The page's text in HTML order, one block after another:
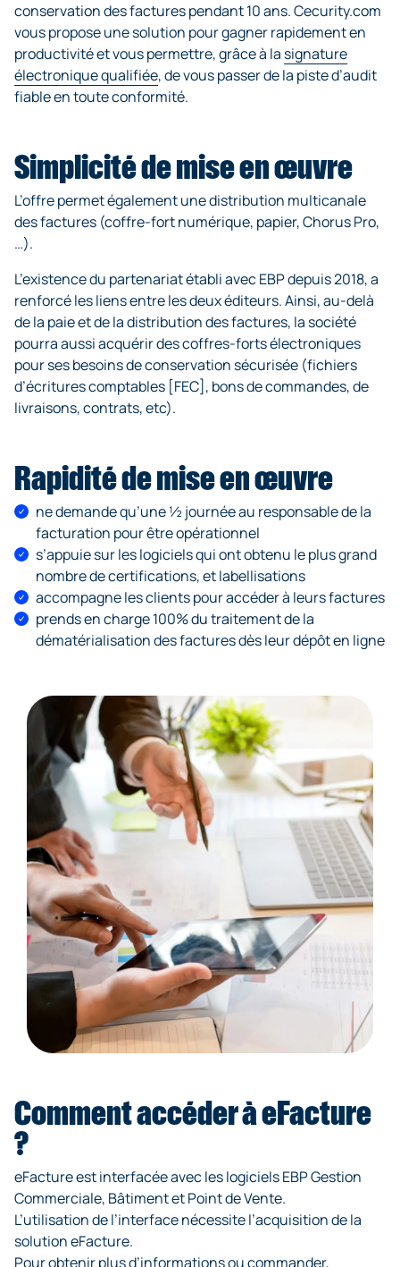
conservation des factures pendant 10 ans. Cecurity.com
vous propose une solution pour gagner rapidement en
productivité et vous permettre, grâce à la signature
électronique qualifiée, de vous passer de la piste d’audit
fiable en toute conformité.
Simplicité de mise en œuvre
L’offre permet également une distribution multicanale
des factures (coffre-fort numérique, papier, Chorus Pro,
…).
L’existence du partenariat établi avec EBP depuis 2018, a
renforcé les liens entre les deux éditeurs. Ainsi, au-delà
de la paie et de la distribution des factures, la société
pourra aussi acquérir des coffres-forts électroniques
pour ses besoins de conservation sécurisée (fichiers
d’écritures comptables [FEC], bons de commandes, de
livraisons, contrats, etc).
Rapidité de mise en œuvre
ne demande qu’une ½ journée au responsable de la
facturation pour être opérationnel
s’appuie sur les logiciels qui ont obtenu le plus grand
nombre de certifications, et labellisations
accompagne les clients pour accéder à leurs factures
prends en charge 100% du traitement de la
dématérialisation des factures dès leur dépôt en ligne
Comment accéder à eFacture
?
eFacture est interfacée avec les logiciels EBP Gestion
Commerciale, Bâtiment et Point de Vente.
L’utilisation de l’interface nécessite l’acquisition de la
solution eFacture.
Pour obtenir plus d’informations ou commander,